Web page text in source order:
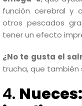
función cerebral y
otros pescados
tener un efecto
¿No te gusta el
trucha, que también
4.